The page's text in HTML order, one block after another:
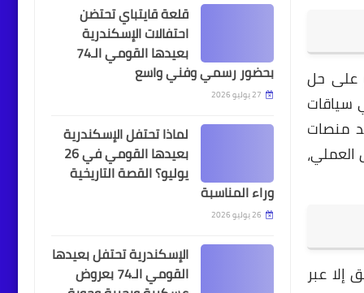
على حل
سياقات
منصات
العملي،
إلا عبر
البريد المصري يحذر
المواطنين من حملات احتيال
إلكترونية جديدة
حي وسط الإسكندرية يقوم
بحملة موسعة للرقابة
والتفتيش على المحلات
قلعة قايتباي تحتضن
احتفالات الإسكندرية
بعيدها القومي الـ74
بحضور رسمي وفني واسع
27 يوليو 2026
لماذا تحتفل الإسكندرية
بعيدها القومي في 26
يوليو؟ القصة التاريخية
وراء المناسبة
26 يوليو 2026
الإسكندرية تحتفل بعيدها
القومي الـ74 بعروض